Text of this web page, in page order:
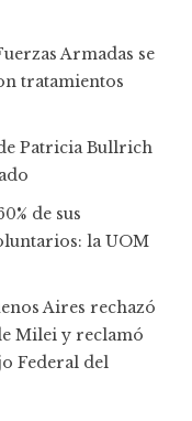
Armadas se
tratamientos
Patricia Bullrich
de sus
la UOM
Aires rechazó
Milei y reclamó
Federal del